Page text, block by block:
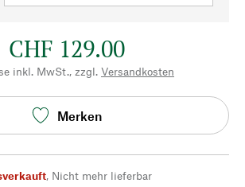
CHF 129.00
inkl. MwSt., zzgl. Versandkosten
Merken
, Nicht mehr lieferbar